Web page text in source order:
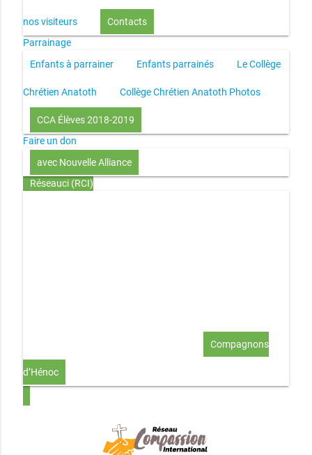
nos visiteurs
Contacts
Parrainage
Enfants à parrainer
Enfants parrainés Le Collège
Chrétien Anatoth Collège Chrétien Anatoth Photos
CCA Élèves 2018-2019
Faire un don
avec Nouvelle Alliance
Réseauci (RCI)
Compagnons
d’Hénoc